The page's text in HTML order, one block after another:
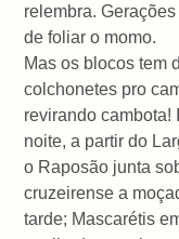
relembra.
de foliar o
Mas os blocos tem
colchonetes pro
revirando cambota!
noite, a partir do
o Raposão junta
cruzeirense a
tarde; Mascarétis